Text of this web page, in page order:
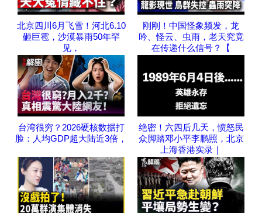
北京四川6月飞雪！河北6.10
砸巨雹，沙漠暴雨50年罕
见，
刚刚！中国怪象频发，龙
吟、怪云、虫雨，老天究竟
在传递什么信号？【
台湾很穷？2026硬核数据打
脸：人均GDP超大陆近3倍，
绝密！六四后几天，愤怒民
众脚踏邓小平李鹏照，北京
上海香港实录｜